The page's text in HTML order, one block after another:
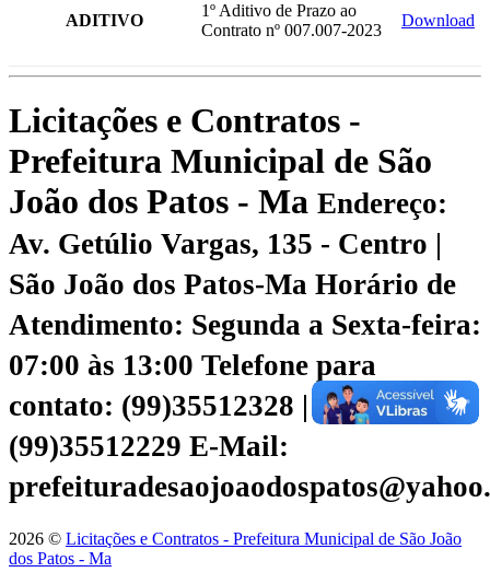
ADITIVO
1º Aditivo de Prazo ao
Contrato nº 007.007-2023
Download
Licitações e Contratos -
Prefeitura Municipal de São
João dos Patos - Ma Endereço:
Av. Getúlio Vargas, 135 - Centro |
São João dos Patos-Ma Horário de
Atendimento: Segunda a Sexta-feira:
07:00 às 13:00 Telefone para
contato: (99)35512328 |
(99)35512229 E-Mail:
2026 © Licitações e Contratos - Prefeitura Municipal de São João
dos Patos - Ma